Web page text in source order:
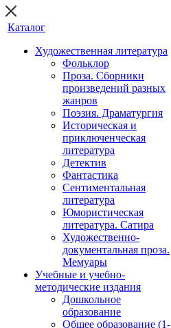
Каталог
Художественная литература
Фольклор
Проза. Сборники
произведений разных
жанров
Поэзия. Драматургия
Историческая и
приключенческая
литература
Детектив
Фантастика
Сентиментальная
литература
Юмористическая
литература. Сатира
Художественно-
документальная проза.
Мемуары
Учебные и учебно-
методические издания
Дошкольное
образование
Общее образование (1-